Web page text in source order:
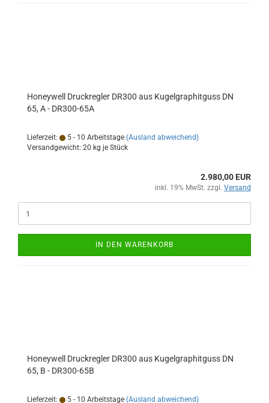
Honeywell Druckregler DR300 aus Kugelgraphitguss DN
65, A - DR300-65A
Lieferzeit: 5 - 10 Arbeitstage (Ausland abweichend)
Versandgewicht: 20 kg je Stück
2.980,00 EUR
inkl. 19% MwSt. zzgl. Versand
IN DEN WARENKORB
Honeywell Druckregler DR300 aus Kugelgraphitguss DN
65, B - DR300-65B
Lieferzeit: 5 - 10 Arbeitstage (Ausland abweichend)